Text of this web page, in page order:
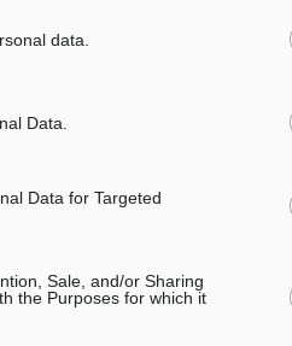
data.
Data.
Data for Targeted
Sale, and/or Sharing
the Purposes for which it
Υπενθύμιση:
Για την μερική
είδησης από άλλες
παρακάτω παρεχόμενου
συνδέσμου παραπομπής